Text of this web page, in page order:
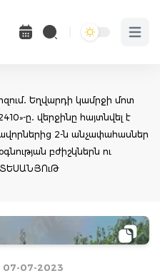
Open
Եղվարդի կամրջի մոտ
ը․ վերջինը հայտնվել է
2-ն անչափահասներ
բժիշկներն ու
07-07-2023